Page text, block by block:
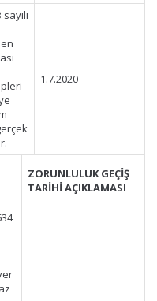
1.7.2020
ZORUNLULUK GEÇİŞ
TARİHİ AÇIKLAMASI